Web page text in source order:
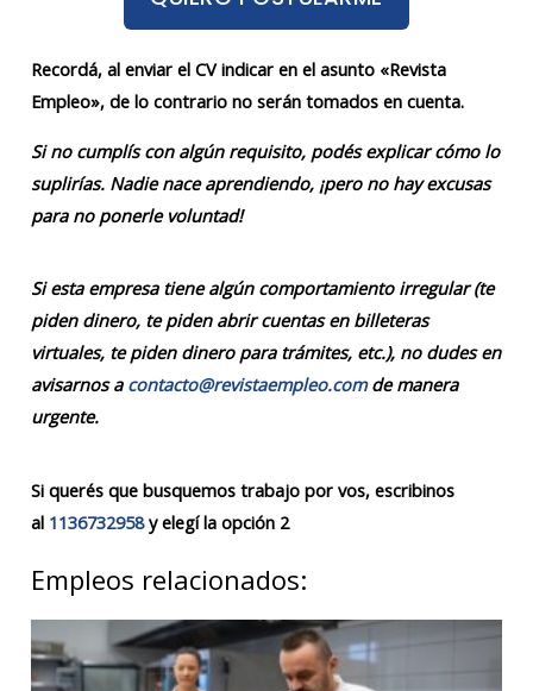
Recordá, al enviar el CV indicar en el asunto «Revista
Empleo», de lo contrario no serán tomados en cuenta.
Si no cumplís con algún requisito, podés explicar cómo lo
suplirías. Nadie nace aprendiendo, ¡pero no hay excusas
para no ponerle voluntad!
Si esta empresa tiene algún comportamiento irregular (te
piden dinero, te piden abrir cuentas en billeteras
virtuales, te piden dinero para trámites, etc.), no dudes en
avisarnos a contacto@revistaempleo.comde manera
urgente.
Si querés que busquemos trabajo por vos, escribinos
al 1136732958y elegí la opción 2
Empleos relacionados: